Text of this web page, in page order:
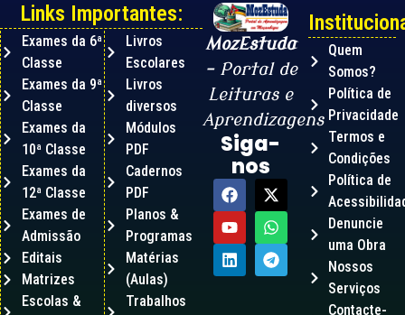
MozEstuda
– Portal de
Leituras e
Aprendizagens
Siga-
nos
Quem
Somos?
Política de
Privacidade
Termos e
Condições
Política de
Denuncie
uma Obra
Nossos
Serviços
Contacte-
Links Importantes:
Exames da 6ª
Classe
Exames da 9ª
Classe
Exames da
10ª Classe
Exames da
12ª Classe
Exames de
Admissão
Editais
Matrizes
Escolas &
Livros
Escolares
Livros
diversos
Módulos
PDF
Cadernos
PDF
Planos &
Programas
Matérias
(Aulas)
Trabalhos